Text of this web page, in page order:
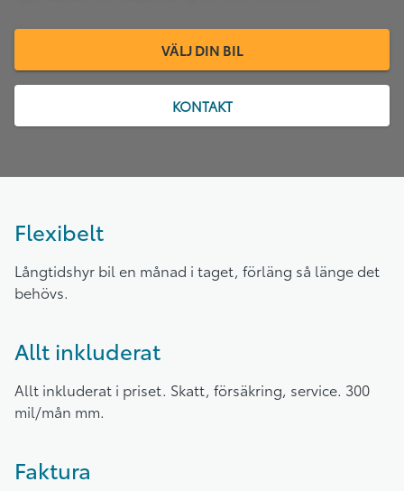
VÄLJ DIN BIL
KONTAKT
Flexibelt
Långtidshyr bil en månad i taget, förläng så länge det
behövs.
Allt inkluderat
Allt inkluderat i priset. Skatt, försäkring, service. 300
mil/mån mm.
Faktura